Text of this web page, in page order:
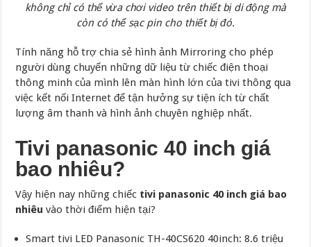
không chỉ có thể vừa chơi video trên thiết bị di động mà
còn có thể sạc pin cho thiết bị đó.
Tính năng hỗ trợ chia sẻ hình ảnh Mirroring cho phép
người dùng chuyển những dữ liệu từ chiếc điện thoại
thông minh của mình lên màn hình lớn của tivi thông qua
việc kết nối Internet để tận hưởng sự tiện ích từ chất
lượng âm thanh và hình ảnh chuyên nghiệp nhất.
Tivi panasonic 40 inch giá
bao nhiêu?
Vậy hiện nay những chiếc tivi panasonic 40 inch giá bao
nhiêu vào thời điểm hiện tại?
Smart tivi LED Panasonic TH-40CS620 40inch: 8.6 triệu